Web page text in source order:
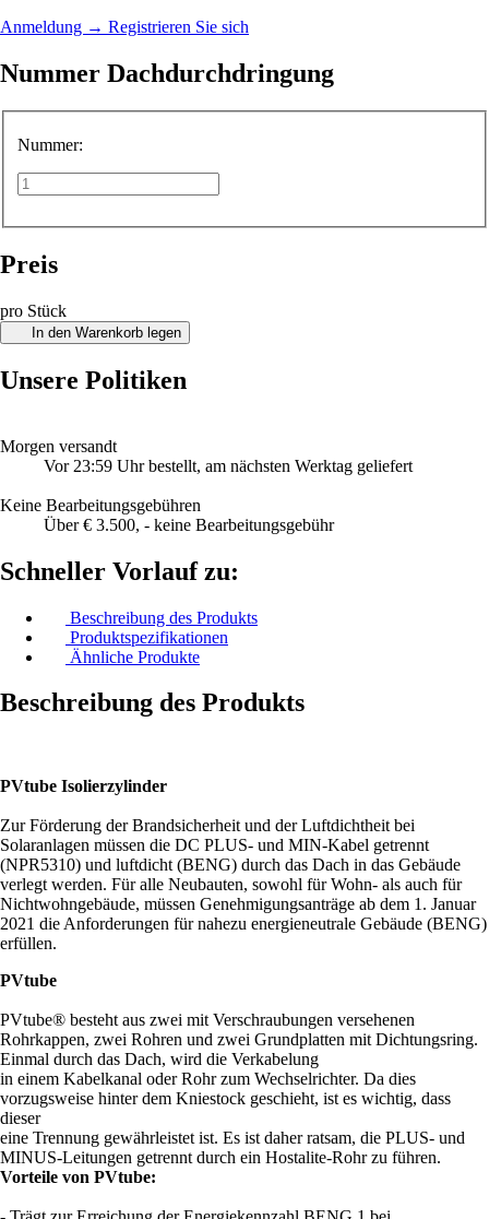
Anmeldung → Registrieren Sie sich
Nummer Dachdurchdringung
Nummer:
Preis
pro Stück
In den Warenkorb legen
Unsere Politiken
Morgen versandt
Vor 23:59 Uhr bestellt, am nächsten Werktag geliefert
Keine Bearbeitungsgebühren
Über € 3.500, - keine Bearbeitungsgebühr
Schneller Vorlauf zu:
Beschreibung des Produkts
Produktspezifikationen
Ähnliche Produkte
Beschreibung des Produkts
PVtube Isolierzylinder
Zur Förderung der Brandsicherheit und der Luftdichtheit bei
Solaranlagen müssen die DC PLUS- und MIN-Kabel getrennt
(NPR5310) und luftdicht (BENG) durch das Dach in das Gebäude
verlegt werden. Für alle Neubauten, sowohl für Wohn- als auch für
Nichtwohngebäude, müssen Genehmigungsanträge ab dem 1. Januar
2021 die Anforderungen für nahezu energieneutrale Gebäude (BENG)
erfüllen.
PVtube
PVtube® besteht aus zwei mit Verschraubungen versehenen
Rohrkappen, zwei Rohren und zwei Grundplatten mit Dichtungsring.
Einmal durch das Dach, wird die Verkabelung
in einem Kabelkanal oder Rohr zum Wechselrichter. Da dies
vorzugsweise hinter dem Kniestock geschieht, ist es wichtig, dass
dieser
eine Trennung gewährleistet ist. Es ist daher ratsam, die PLUS- und
MINUS-Leitungen getrennt durch ein Hostalite-Rohr zu führen.
Vorteile von PVtube: